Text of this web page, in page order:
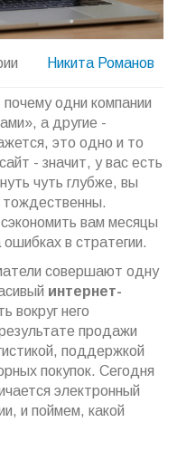
Никита Романов
одни компании
а другие -
это одно и то
- значит, у вас есть
чуть глубже, вы
тождественны.
вам месяцы
в стратегии.
совершают одну
интернет-
вокруг него
продажи
поддержкой
покупок. Сегодня
электронный
и поймем, какой